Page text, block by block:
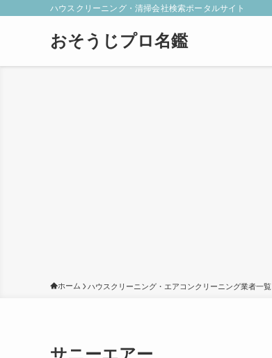
ハウスクリーニング・清掃会社検索ポータルサイト
おそうじプロ名鑑
ホーム ハウスクリーニング・エアコンクリーニング業者一覧
サニーエアー